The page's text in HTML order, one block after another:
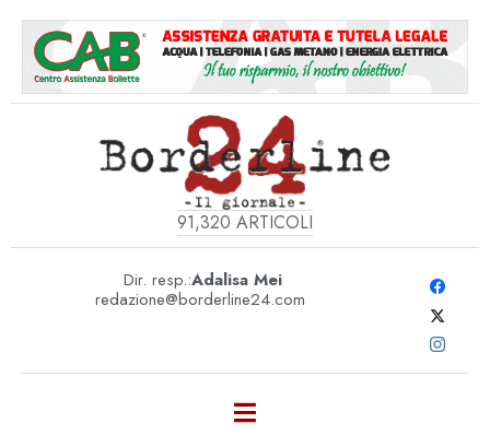
91,320 ARTICOLI
Dir. resp.:Adalisa Mei
redazione@borderline24.com